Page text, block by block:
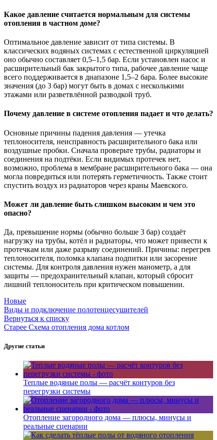
Какое давление считается нормальным для системы
отопления в частном доме?
Оптимальное давление зависит от типа системы. В
классических водяных системах с естественной циркуляцией
оно обычно составляет 0,5–1,5 бар. Если установлен насос и
расширительный бак закрытого типа, рабочее давление чаще
всего поддерживается в диапазоне 1,5–2 бара. Более высокие
значения (до 3 бар) могут быть в домах с несколькими
этажами или разветвлённой разводкой труб.
Почему давление в системе отопления падает и что делать?
Основные причины падения давления — утечка
теплоносителя, неисправность расширительного бака или
воздушные пробки. Сначала проверьте трубы, радиаторы и
соединения на подтёки. Если видимых протечек нет,
возможно, проблема в мембране расширительного бака — она
могла повредиться или потерять герметичность. Также стоит
спустить воздух из радиаторов через краны Маевского.
Может ли давление быть слишком высоким и чем это
опасно?
Да, превышение нормы (обычно больше 3 бар) создаёт
нагрузку на трубы, котёл и радиаторы, что может привести к
протечкам или даже разрыву соединений. Причины: перегрев
теплоносителя, поломка клапана подпитки или засорение
системы. Для контроля давления нужен манометр, а для
защиты — предохранительный клапан, который сбросит
лишний теплоноситель при критическом повышении.
Новые
Виды и подключение полотенцесушителей
Вернуться к списку
Старее Схема отопления дома котлом
Другие статьи
Теплые водяные полы — расчёт контуров без
перегрузки системы
Отопление загородного дома — плюсы, минусы и
реальные сценарии